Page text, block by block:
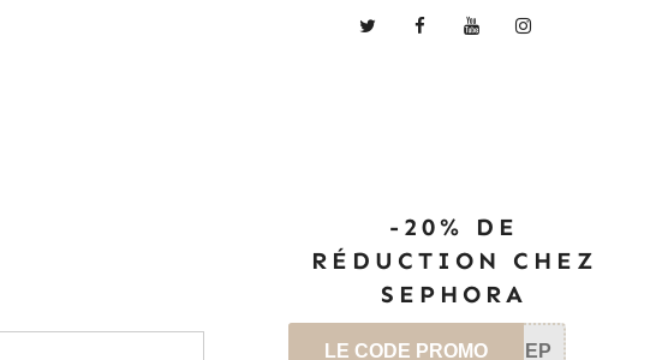
-20% DE
RÉDUCTION CHEZ
SEPHORA
LE CODE PROMO SEP